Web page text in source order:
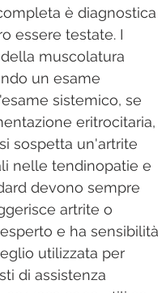
è diagnostica
essere testate. I
muscolatura
un esame
sistemico, se
eritrocitaria,
sospetta un'artrite
nelle tendinopatie e
devono sempre
artrite o
e ha sensibilità
utilizzata per
di assistenza